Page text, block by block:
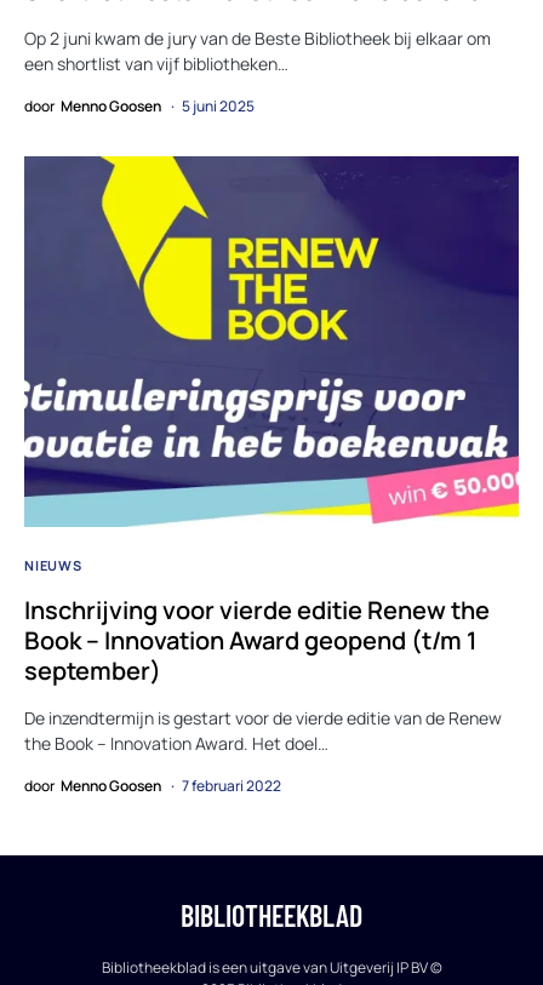
Op 2 juni kwam de jury van de Beste Bibliotheek bij elkaar om
een shortlist van vijf bibliotheken…
door Menno Goosen 5 juni 2025
NIEUWS
Inschrijving voor vierde editie Renew the
Book – Innovation Award geopend (t/m 1
september)
De inzendtermijn is gestart voor de vierde editie van de Renew
the Book – Innovation Award. Het doel…
door Menno Goosen 7 februari 2022
BIBLIOTHEEKBLAD
Bibliotheekblad is een uitgave van Uitgeverij IP BV ©